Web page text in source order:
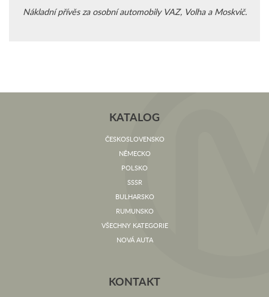
Nákladní přívěs za osobní automobily VAZ, Volha a Moskvič.
KATALOG
ČESKOSLOVENSKO
NĚMECKO
POLSKO
SSSR
BULHARSKO
RUMUNSKO
VŠECHNY KATEGORIE
NOVÁ AUTA
KONTAKT